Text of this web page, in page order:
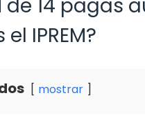
de 14 pagas
IPREM?
mostrar